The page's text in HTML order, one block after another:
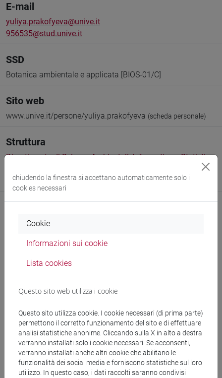
E-mail
yuliya.prakofyeva@unive.it
956535@stud.unive.it
SSD
Botanica ambientale e applicata [BIOS-01/C]
Sito web
www.unive.it/persone/yuliya.prakofyeva (scheda personale)
Struttura
Dipartimento di Scienze Ambientali, Informatica e Statistica
Sede:Campus scientifico via Torino
Ricevimento
chiudendo la finestra si accettano automaticamente solo i
cookies necessari
Cookie
Informazioni sui cookie
Lista cookies
Questo sito web utilizza i cookie
Questo sito utilizza cookie. I cookie necessari (di prima parte)
permettono il corretto funzionamento del sito e di effettuare
analisi statistiche anonime. Cliccando sulla X in alto a destra
verranno installati solo i cookie necessari. Se acconsenti,
verranno installati anche altri cookie che abilitano le
funzionalità dei social media e forniscono statistiche sul loro
utilizzo. In questo caso, i dati raccolti saranno condivisi